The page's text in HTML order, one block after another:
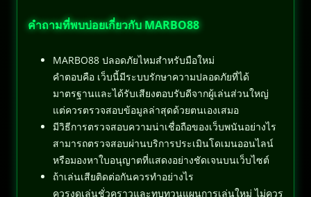
คำถามที่พบบ่อยเกี่ยวกับ MARBO88
MARBO88 ปลอดภัยไหมสำหรับมือใหม่
คำตอบคือ เว็บนี้มีระบบรักษาความปลอดภัยที่ได้
มาตรฐานและได้รับเสียงตอบรับดีจากผู้เล่นส่วนใหญ่
แต่ควรตรวจสอบข้อมูลล่าสุดด้วยตนเองเสมอ
มีวิธีการตรวจสอบความน่าเชื่อถือของเว็บพนันอย่างไร
สามารถตรวจสอบผ่านบริการประเมินโดเมนออนไลน์
หรือมองหาใบอนุญาตที่แสดงอย่างชัดเจนบนเว็บไซต์
ถ้าเล่นเสียติดต่อกันควรทำอย่างไร
ควรงดเล่นชั่วคราวและทบทวนแผนการเล่นใหม่ ไม่ควร